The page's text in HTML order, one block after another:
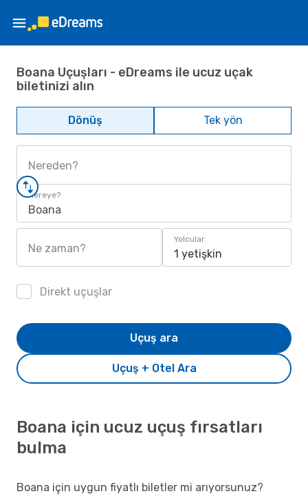
Boana Uçuşları - eDreams ile ucuz uçak
biletinizi alın
Dönüş Tek yön
Nereden?
Nereye?
Boana
Ne zaman?
Yolcular
1 yetişkin
Direkt uçuşlar
Uçuş + Otel Ara
Uçuş ara
Boana için ucuz uçuş fırsatları
bulma
Boana için uygun fiyatlı biletler mi arıyorsunuz?